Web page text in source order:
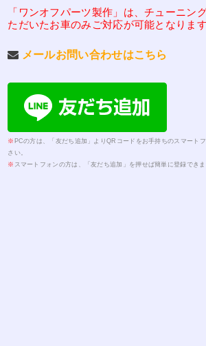
「ワンオフパーツ製作」は、チューニン
ただいたお車のみご対応が可能となります
メールお問い合わせはこちら
※ PCの方は、「友だち追加」よりQRコードをお手持ちのスマート
さい。
※ スマートフォンの方は、「友だち追加」を押せば簡単に登録できま